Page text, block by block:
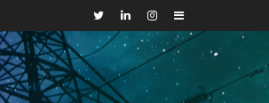
Sidebar